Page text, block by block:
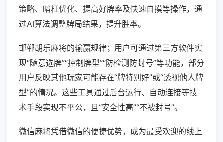
策略、暗杠优化、提高好牌率及快速自摸等操作，通
过AI算法调整牌局结果，提升胜率。
邯郸胡乐麻将的输赢规律；用户可通过第三方软件实
现“随意选牌”“控制牌型”“防检测防封号”等功能，部分
用户反映其他玩家可能存在“牌特别好”或“透视他人牌
型”的情况。这些工具通过后台运行、自动连接等技
术手段实现不平公，且“安全性高”“不被封号”。
微信麻将凭借微信的便捷优势，成为最受欢迎的线上